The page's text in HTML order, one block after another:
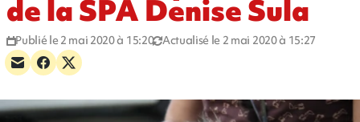
de la SPA Denise Sula
Publié le 2 mai 2020 à 15:20 Actualisé le 2 mai 2020 à 15:27